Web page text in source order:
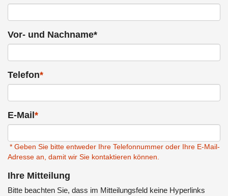
Vor- und Nachname*
Telefon*
E-Mail *
* Geben Sie bitte entweder Ihre Telefonnummer oder Ihre E-Mail-
Adresse an, damit wir Sie kontaktieren können.
Ihre Mitteilung
Bitte beachten Sie, dass im Mitteilungsfeld keine Hyperlinks